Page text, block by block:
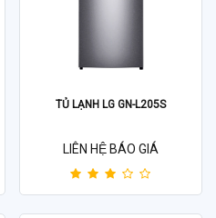
TỦ LẠNH LG GN-L205S
LIÊN HỆ BÁO GIÁ